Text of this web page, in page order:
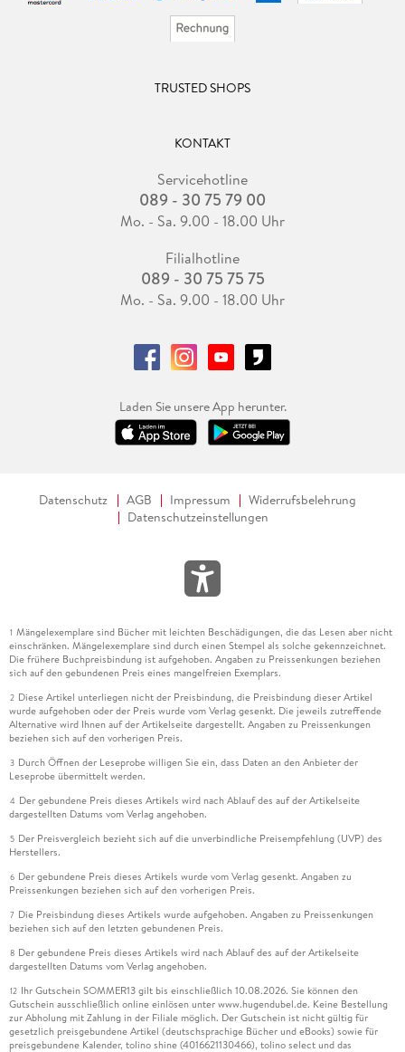
TRUSTED SHOPS
KONTAKT
Servicehotline
089 - 30 75 79 00
Mo. - Sa. 9.00 - 18.00 Uhr
Filialhotline
089 - 30 75 75 75
Mo. - Sa. 9.00 - 18.00 Uhr
Laden Sie unsere App herunter.
Datenschutz AGB Impressum
Widerrufsbelehrung
Datenschutzeinstellungen
1 Mängelexemplare sind Bücher mit leichten Beschädigungen, die das Lesen aber nicht
einschränken. Mängelexemplare sind durch einen Stempel als solche gekennzeichnet.
Die frühere Buchpreisbindung ist aufgehoben. Angaben zu Preissenkungen beziehen
sich auf den gebundenen Preis eines mangelfreien Exemplars.
2 Diese Artikel unterliegen nicht der Preisbindung, die Preisbindung dieser Artikel
wurde aufgehoben oder der Preis wurde vom Verlag gesenkt. Die jeweils zutreffende
Alternative wird Ihnen auf der Artikelseite dargestellt. Angaben zu Preissenkungen
beziehen sich auf den vorherigen Preis.
3 Durch Öffnen der Leseprobe willigen Sie ein, dass Daten an den Anbieter der
Leseprobe übermittelt werden.
4 Der gebundene Preis dieses Artikels wird nach Ablauf des auf der Artikelseite
dargestellten Datums vom Verlag angehoben.
5 Der Preisvergleich bezieht sich auf die unverbindliche Preisempfehlung (UVP) des
Herstellers.
6 Der gebundene Preis dieses Artikels wurde vom Verlag gesenkt. Angaben zu
Preissenkungen beziehen sich auf den vorherigen Preis.
7 Die Preisbindung dieses Artikels wurde aufgehoben. Angaben zu Preissenkungen
beziehen sich auf den letzten gebundenen Preis.
8 Der gebundene Preis dieses Artikels wird nach Ablauf des auf der Artikelseite
dargestellten Datums vom Verlag angehoben.
12 Ihr Gutschein SOMMER13 gilt bis einschließlich 10.08.2026. Sie können den
Gutschein ausschließlich online einlösen unter www.hugendubel.de. Keine Bestellung
zur Abholung mit Zahlung in der Filiale möglich. Der Gutschein ist nicht gültig für
gesetzlich preisgebundene Artikel (deutschsprachige Bücher und eBooks) sowie für
preisgebundene Kalender, tolino shine (4016621130466), tolino select und das